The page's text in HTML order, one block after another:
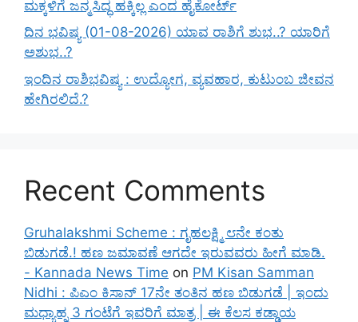
ಮಕ್ಕಳಿಗೆ ಜನ್ಮಸಿದ್ಧ ಹಕ್ಕಿಲ್ಲ ಎಂದ ಹೈಕೋರ್ಟ್
ದಿನ ಭವಿಷ್ಯ (01-08-2026) ಯಾವ ರಾಶಿಗೆ ಶುಭ..? ಯಾರಿಗೆ
ಅಶುಭ..?
ಇಂದಿನ ರಾಶಿಭವಿಷ್ಯ : ಉದ್ಯೋಗ, ವ್ಯವಹಾರ, ಕುಟುಂಬ ಜೀವನ
ಹೇಗಿರಲಿದೆ.?
Recent Comments
Gruhalakshmi Scheme : ಗೃಹಲಕ್ಷ್ಮಿ ೮ನೇ ಕಂತು
ಬಿಡುಗಡೆ.! ಹಣ ಜಮಾವಣೆ ಆಗದೇ ಇರುವವರು ಹೀಗೆ ಮಾಡಿ.
- Kannada News Time on PM Kisan Samman
Nidhi : ಪಿಎಂ ಕಿಸಾನ್ 17ನೇ ತಂತಿನ ಹಣ ಬಿಡುಗಡೆ | ಇಂದು
ಮಧ್ಯಾಹ್ನ 3 ಗಂಟೆಗೆ ಇವರಿಗೆ ಮಾತ್ರ | ಈ ಕೆಲಸ ಕಡ್ಡಾಯ